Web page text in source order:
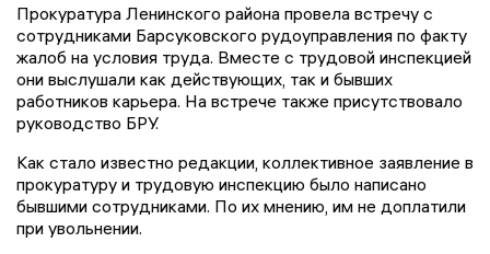
Прокуратура Ленинского района провела встречу с
сотрудниками Барсуковского рудоуправления по факту
жалоб на условия труда. Вместе с трудовой инспекцией
они выслушали как действующих, так и бывших
работников карьера. На встрече также присутствовало
руководство БРУ.
Как стало известно редакции, коллективное заявление в
прокуратуру и трудовую инспекцию было написано
бывшими сотрудниками. По их мнению, им не доплатили
при увольнении.